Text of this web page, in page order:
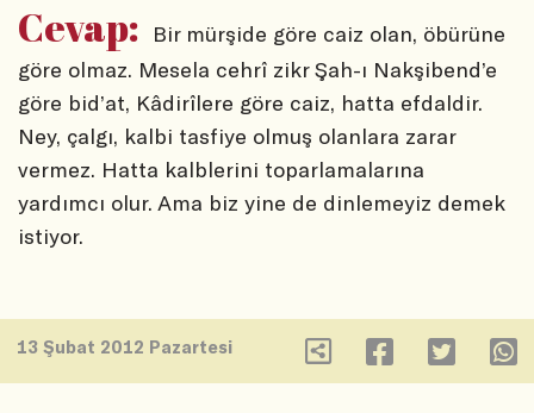
Cevap:
Bir mürşide göre caiz olan, öbürüne
göre olmaz. Mesela cehrî zikr Şah-ı Nakşibend’e
göre bid’at, Kâdirîlere göre caiz, hatta efdaldir.
Ney, çalgı, kalbi tasfiye olmuş olanlara zarar
vermez. Hatta kalblerini toparlamalarına
yardımcı olur. Ama biz yine de dinlemeyiz demek
istiyor.
13 Şubat 2012 Pazartesi